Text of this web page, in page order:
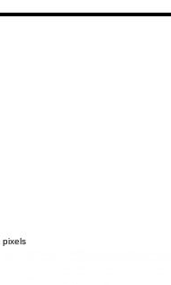
pixels